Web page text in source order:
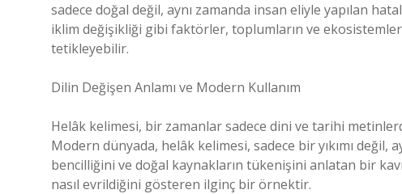
sadece doğal değil, aynı zamanda insan eliyle yapılan
iklim değişikliği gibi faktörler, toplumların ve
tetikleyebilir.
Dilin Değişen Anlamı ve Modern Kullanım
Helâk kelimesi, bir zamanlar sadece dini ve tarihi
Modern dünyada, helâk kelimesi, sadece bir yıkımı değil,
bencilliğini ve doğal kaynakların tükenişini anlatan bir
nasıl evrildiğini gösteren ilginç bir örnektir.